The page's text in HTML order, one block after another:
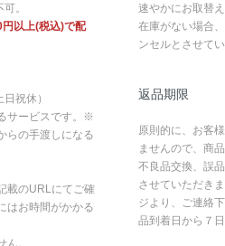
。
以上(税込)で配
祝休）
サービスです。※
らの手渡しになる
載のURLにてご確
はお時間がかかる
。
速やかにお取替
在庫がない場合
ンセルとさせて
返品期限
原則的に、お客
ませんので、商
不良品交換、誤
させていただき
ジより、ご連絡
品到着日から７